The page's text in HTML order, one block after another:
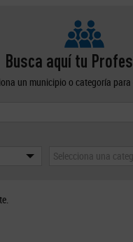
Busca aquí tu
un municipio o categoría
Selecciona una